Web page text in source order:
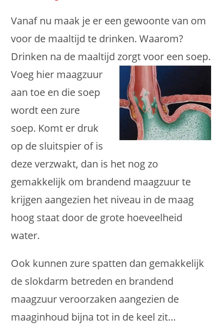
Vanaf nu maak je er een gewoonte van om
voor de maaltijd te drinken. Waarom?
Drinken na de maaltijd zorgt voor een soep.
Voeg hier maagzuur
aan toe en die soep
wordt een zure
soep. Komt er druk
op de sluitspier of is
deze verzwakt, dan is het nog zo
gemakkelijk om brandend maagzuur te
krijgen aangezien het niveau in de maag
hoog staat door de grote hoeveelheid
water.
Ook kunnen zure spatten dan gemakkelijk
de slokdarm betreden en brandend
maagzuur veroorzaken aangezien de
maaginhoud bijna tot in de keel zit…